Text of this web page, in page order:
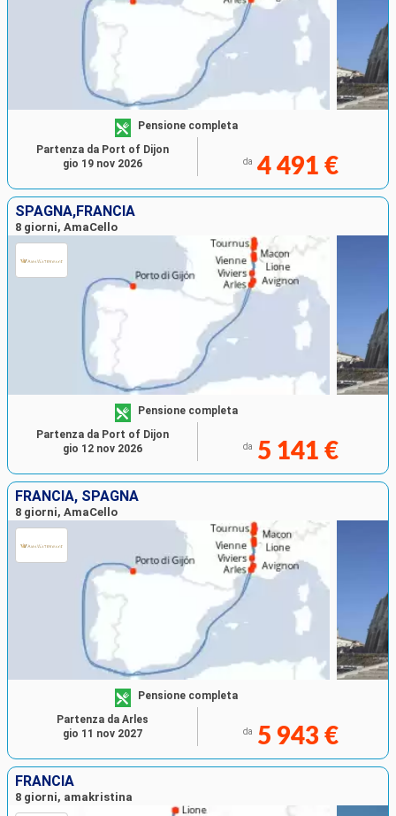
Pensione completa
da 4 491 €
Partenza da Port of Dijon
gio 19 nov 2026
SPAGNA,FRANCIA
8 giorni, AmaCello
Pensione completa
da 5 141 €
Partenza da Port of Dijon
gio 12 nov 2026
FRANCIA, SPAGNA
8 giorni, AmaCello
Pensione completa
da 5 943 €
Partenza da Arles
gio 11 nov 2027
FRANCIA
8 giorni, amakristina